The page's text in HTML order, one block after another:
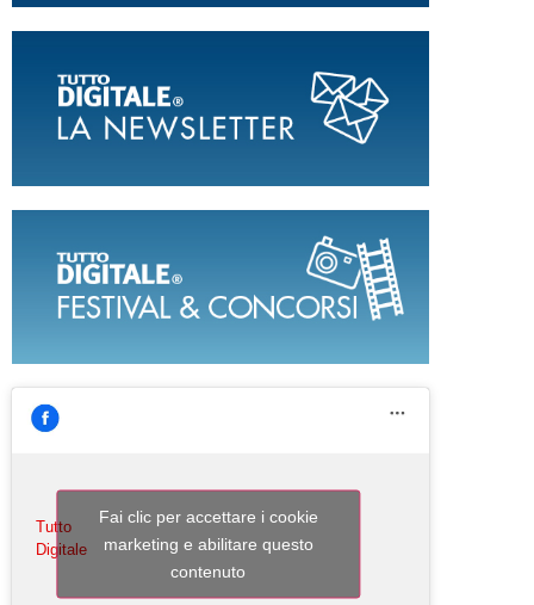
Tutto
Digitale
Fai clic per accettare i cookie
marketing e abilitare questo
contenuto